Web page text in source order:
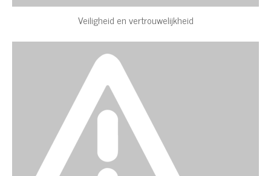
Veiligheid en vertrouwelijkheid